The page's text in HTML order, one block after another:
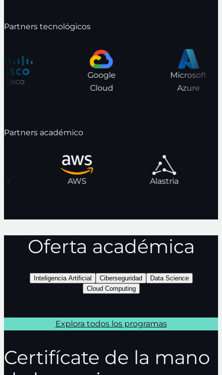
Partners tecnológicos
Google
Cloud
Microsoft
Azure
Partners académico
AWS Alastria
Oferta académica
Inteligencia Artificial Ciberseguridad
Data Science
Cloud Computing
Explora todos los programas
Certifícate de la mano